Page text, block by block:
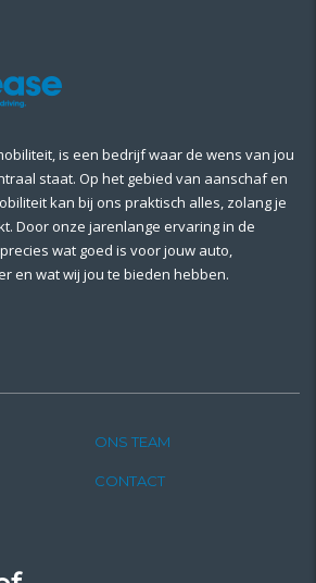
is een bedrijf waar de wens van jou
staat. Op het gebied van aanschaf en
kan bij ons praktisch alles, zolang je
Door onze jarenlange ervaring in de
wat goed is voor jouw auto,
en wat wij jou te bieden hebben.
ONS TEAM
CONTACT